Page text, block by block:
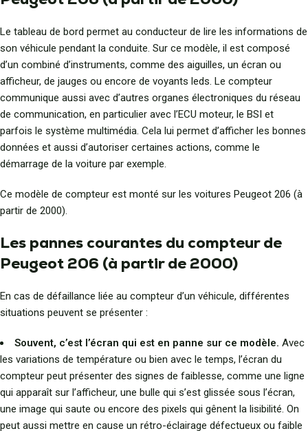
Le tableau de bord permet au conducteur de lire les informations de
son véhicule pendant la conduite. Sur ce modèle, il est composé
d’un combiné d’instruments, comme des aiguilles, un écran ou
afficheur, de jauges ou encore de voyants leds. Le compteur
communique aussi avec d’autres organes électroniques du réseau
de communication, en particulier avec l’ECU moteur, le BSI et
parfois le système multimédia. Cela lui permet d’afficher les bonnes
données et aussi d’autoriser certaines actions, comme le
démarrage de la voiture par exemple.
Ce modèle de compteur est monté sur les voitures Peugeot 206 (à
partir de 2000).
Les pannes courantes du compteur de
Peugeot 206 (à partir de 2000)
En cas de défaillance liée au compteur d’un véhicule, différentes
situations peuvent se présenter :
Souvent, c’est l’écran qui est en panne sur ce modèle. Avec
les variations de température ou bien avec le temps, l’écran du
compteur peut présenter des signes de faiblesse, comme une ligne
qui apparaît sur l’afficheur, une bulle qui s’est glissée sous l’écran,
une image qui saute ou encore des pixels qui gênent la lisibilité. On
peut aussi mettre en cause un rétro-éclairage défectueux ou faible